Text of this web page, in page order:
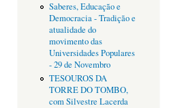
Saberes, Educação e
Democracia - Tradição e
atualidade do
movimento das
Universidades Populares
- 29 de Novembro
TESOUROS DA
TORRE DO TOMBO,
com Silvestre Lacerda